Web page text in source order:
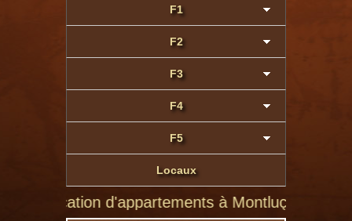
F1
F2
F3
F4
F5
Locaux
d'appartements à Montluçon de